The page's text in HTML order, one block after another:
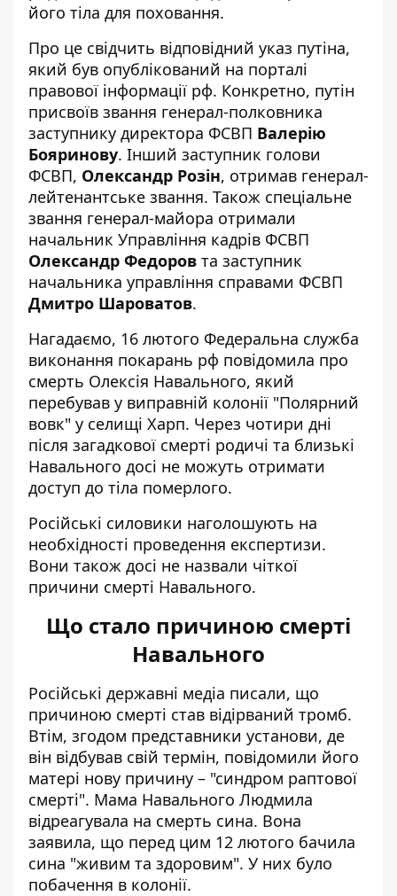
його тіла для поховання.
Про це свідчить відповідний указ путіна,
який був опублікований на порталі
правової інформації рф. Конкретно, путін
присвоїв звання генерал-полковника
заступнику директора ФСВП Валерію
Бояринову. Інший заступник голови
ФСВП, Олександр Розін, отримав генерал-
лейтенантське звання. Також спеціальне
звання генерал-майора отримали
начальник Управління кадрів ФСВП
Олександр Федоров та заступник
начальника управління справами ФСВП
Дмитро Шароватов.
Нагадаємо, 16 лютого Федеральна служба
виконання покарань рф повідомила про
смерть Олексія Навального, який
перебував у виправній колонії "Полярний
вовк" у селищі Харп. Через чотири дні
після загадкової смерті родичі та близькі
Навального досі не можуть отримати
доступ до тіла померлого.
Російські силовики наголошують на
необхідності проведення експертизи.
Вони також досі не назвали чіткої
причини смерті Навального.
Що стало причиною смерті
Навального
Російські державні медіа писали, що
причиною смерті став відірваний тромб.
Втім, згодом представники установи, де
він відбував свій термін, повідомили його
матері нову причину – "синдром раптової
смерті". Мама Навального Людмила
відреагувала на смерть сина. Вона
заявила, що перед цим 12 лютого бачила
сина "живим та здоровим". У них було
побачення в колонії.